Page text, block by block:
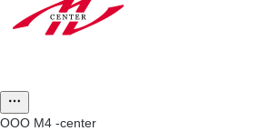
ООО M4 -center